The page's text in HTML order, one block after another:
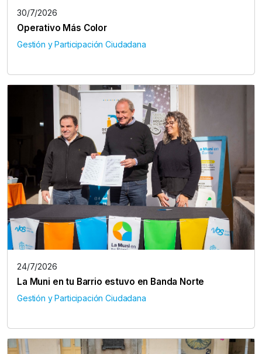
30/7/2026
Operativo Más Color
Gestión y Participación Ciudadana
24/7/2026
La Muni en tu Barrio estuvo en Banda Norte
Gestión y Participación Ciudadana